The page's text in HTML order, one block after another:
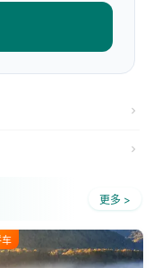
更多 >